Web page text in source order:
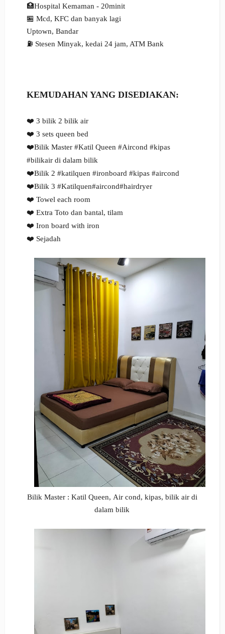
🏥Hospital Kemaman - 20minit
🏪 Mcd, KFC dan banyak lagi
Uptown, Bandar
⛽ Stesen Minyak, kedai 24 jam, ATM Bank
KEMUDAHAN YANG DISEDIAKAN:
❤️ 3 bilik 2 bilik air
❤️ 3 sets queen bed
❤️Bilik Master #Katil Queen #Aircond #kipas
#bilikair di dalam bilik
❤️Bilik 2 #katilquen #ironboard #kipas #aircond
❤️Bilik 3 #Katilquen#aircond#hairdryer
❤️ Towel each room
❤️ Extra Toto dan bantal, tilam
❤️ Iron board with iron
❤️ Sejadah
Bilik Master : Katil Queen, Air cond, kipas, bilik air di
dalam bilik